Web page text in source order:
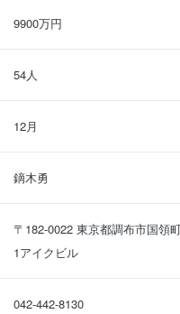
9900万円
54人
12月
鏑木勇
〒182-0022 東京都調布市国領
1アイクビル
042-442-8130